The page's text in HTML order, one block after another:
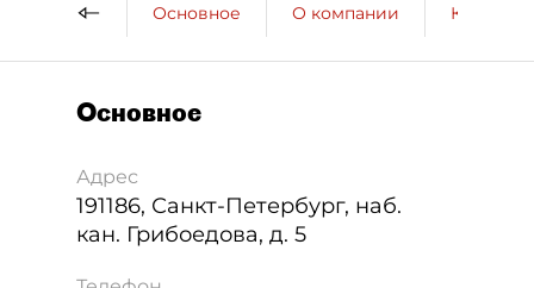
Основное О компании
Основное
Адрес
191186, Санкт-Петербург, наб.
кан. Грибоедова, д. 5